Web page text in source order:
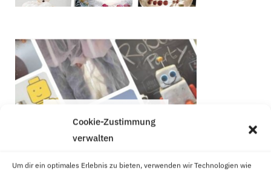
Cookie-Zustimmung
verwalten
Um dir ein optimales Erlebnis zu bieten, verwenden wir Technologien wie